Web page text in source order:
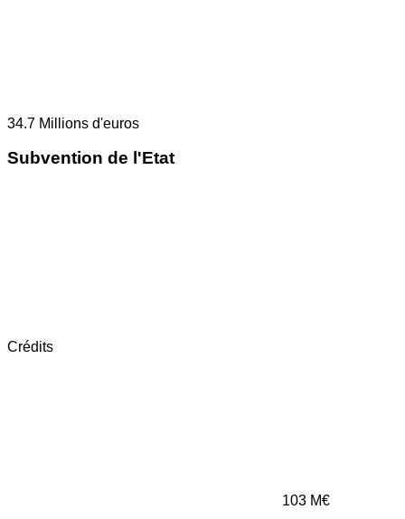
34.7 Millions d'euros
Subvention de l'Etat
Crédits
103 M€